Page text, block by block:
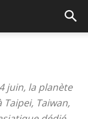
juin, la planète
Taiwan,